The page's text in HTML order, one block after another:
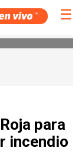
☰
para
incendio